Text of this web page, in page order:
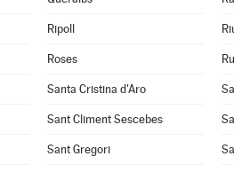
Ripoll
Roses
Santa Cristina d'Aro
Sant Climent Sescebes
Sant Gregori